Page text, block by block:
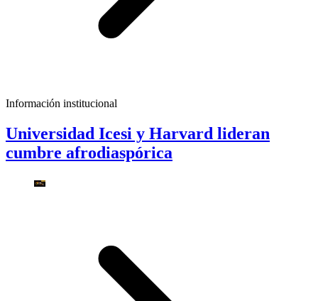
Información institucional
Universidad Icesi y Harvard lideran
cumbre afrodiaspórica